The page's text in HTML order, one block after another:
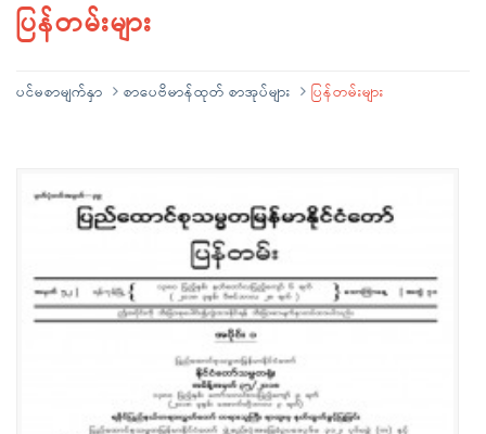
ပြန်တမ်းများ
ပင်မစာမျက်နှာ စာပေဗိမာန်ထုတ် စာအုပ်များ ပြန်တမ်းများ